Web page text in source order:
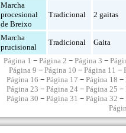
Marcha
procesional
de Breixo
Tradicional 2 gaitas
Marcha
prucisional
Tradicional Gaita
Página 1 − Página 2 − Página 3 −
Página 9 − Página 10 − Página 11 −
Página 16 −Página 17 −Página 18 −
Página 23 −Página 24 −Página 25 −
Página 30 −Página 31 −Página 32 −